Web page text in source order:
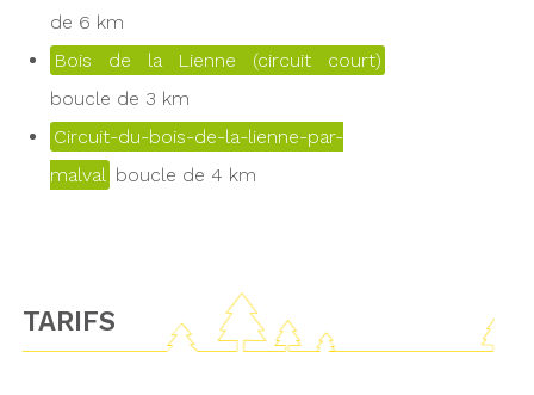
de 6 km
Bois de la Lienne (circuit court)
boucle de 3 km
Circuit-du-bois-de-la-lienne-par-
malval boucle de 4 km
TARIFS